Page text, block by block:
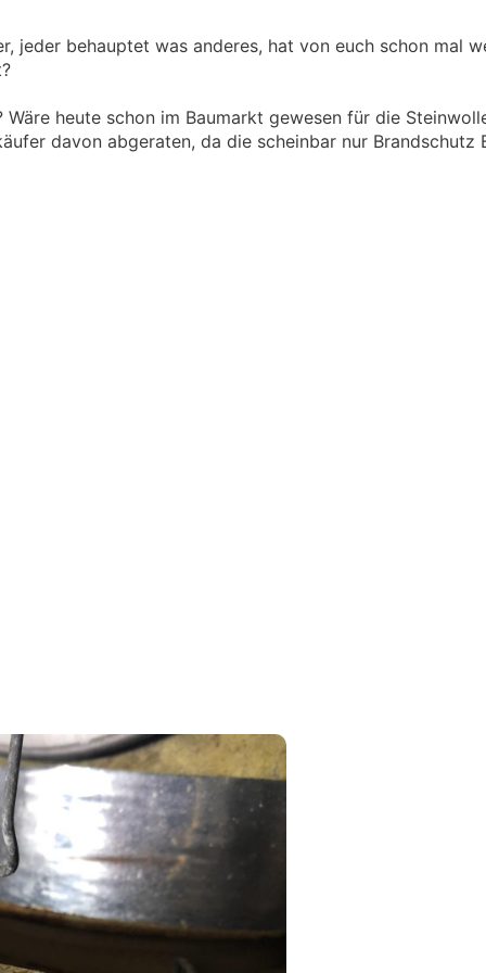
jeder behauptet was anderes, hat von euch schon mal
heute schon im Baumarkt gewesen für die
davon abgeraten, da die scheinbar nur Brandschutz